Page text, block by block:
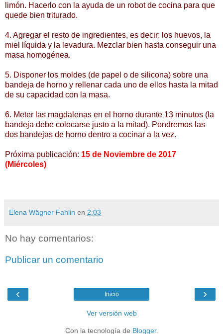
limón. Hacerlo con la ayuda de un robot de cocina para que
quede bien triturado.
4. Agregar el resto de ingredientes, es decir: los huevos, la
miel líquida y la levadura. Mezclar bien hasta conseguir una
masa homogénea.
5. Disponer los moldes (de papel o de silicona) sobre una
bandeja de horno y rellenar cada uno de ellos hasta la mitad
de su capacidad con la masa.
6. Meter las magdalenas en el horno durante 13 minutos (la
bandeja debe colocarse justo a la mitad). Pondremos las
dos bandejas de horno dentro a cocinar a la vez.
Próxima publicación: 15 de Noviembre de 2017
(Miércoles)
Elena Wägner Fahlin en 2:03
No hay comentarios:
Publicar un comentario
‹ ›
Inicio
Ver versión web
Con la tecnología de Blogger.